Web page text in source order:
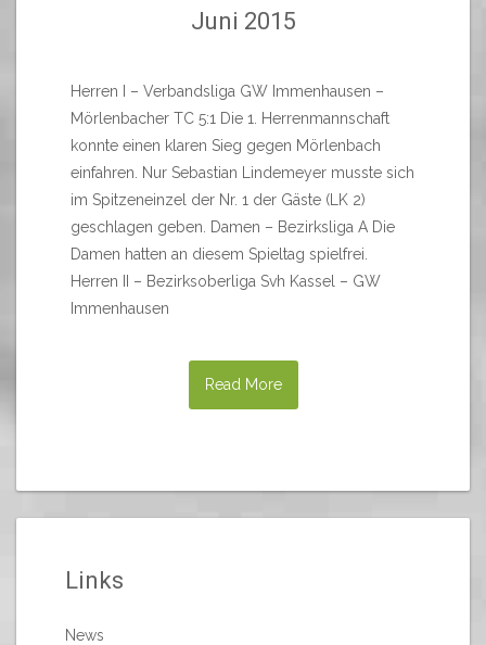
Juni 2015
Herren I – Verbandsliga GW Immenhausen –
Mörlenbacher TC 5:1 Die 1. Herrenmannschaft
konnte einen klaren Sieg gegen Mörlenbach
einfahren. Nur Sebastian Lindemeyer musste sich
im Spitzeneinzel der Nr. 1 der Gäste (LK 2)
geschlagen geben. Damen – Bezirksliga A Die
Damen hatten an diesem Spieltag spielfrei.
Herren II – Bezirksoberliga Svh Kassel – GW
Immenhausen
Read More
Links
News